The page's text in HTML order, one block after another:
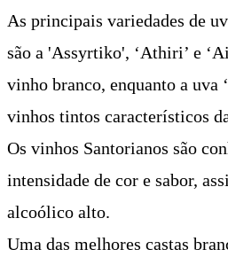
As principais variedades de
são a 'Assyrtiko', ‘Athiri’ e
vinho branco, enquanto a uva
vinhos tintos característicos
Os vinhos Santorianos são
intensidade de cor e sabor,
alcoólico alto.
Uma das melhores castas